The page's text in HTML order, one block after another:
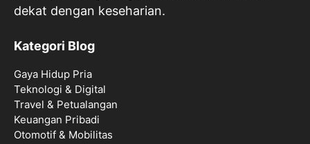
dekat dengan keseharian.
Kategori Blog
Gaya Hidup Pria
Teknologi & Digital
Travel & Petualangan
Keuangan Pribadi
Otomotif & Mobilitas